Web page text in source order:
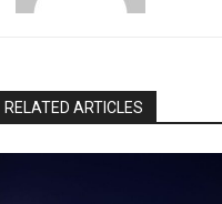
RELATED ARTICLES